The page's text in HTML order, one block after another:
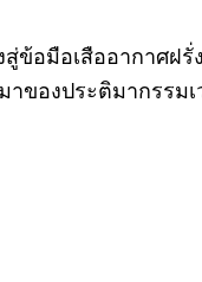
ข้อมือเสืออากาศฝรั่
าของประติมากรรม